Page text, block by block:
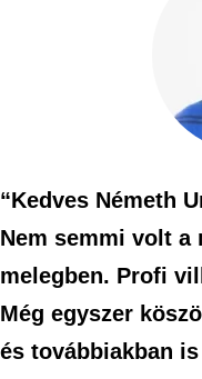
“Kedves Németh
Nem semmi volt a
melegben. Profi
Még egyszer
és továbbiakban